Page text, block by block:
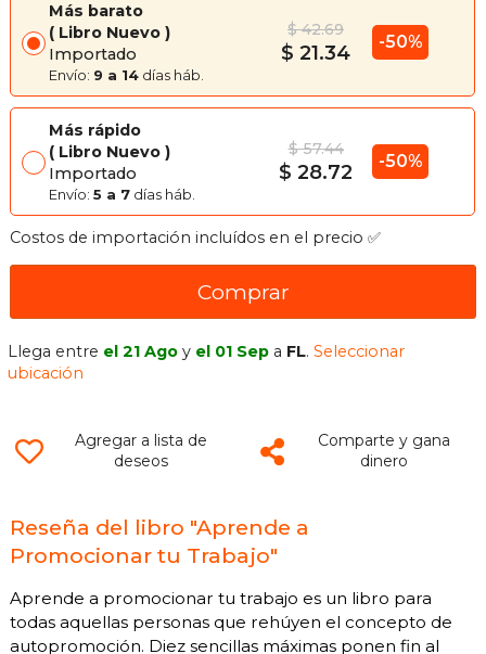
Más barato
Libro Nuevo
Importado
Envío: 9 a 14 días háb.
$ 42.69
$ 21.34 -50%
Más rápido
Libro Nuevo
Importado
Envío: 5 a 7 días háb.
$ 57.44
$ 28.72 -50%
Costos de importación incluídos en el precio ✅
Comprar
Llega entre el 21 Ago y el 01 Sep a FL.Seleccionar
ubicación
Agregar a lista de
deseos
Comparte y gana
dinero
Reseña del libro "Aprende a
Promocionar tu Trabajo"
Aprende a promocionar tu trabajo es un libro para
todas aquellas personas que rehúyen el concepto de
autopromoción. Diez sencillas máximas ponen fin al